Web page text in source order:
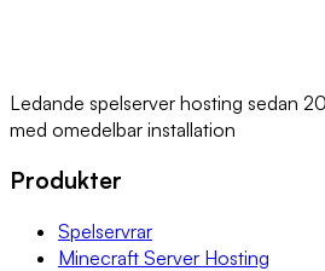
Ledande spelserver hosting sedan
med omedelbar installation
Produkter
Spelservrar
Minecraft Server Hosting